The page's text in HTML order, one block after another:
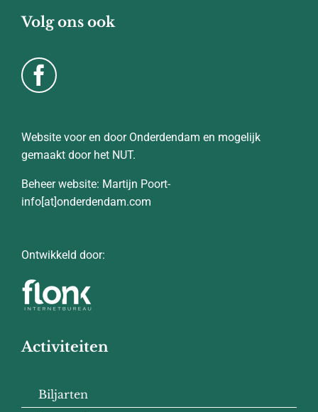
Volg ons ook
Website voor en door Onderdendam en mogelijk
gemaakt door het NUT.
Beheer website: Martijn Poort-
info[at]onderdendam.com
Ontwikkeld door:
Activiteiten
Biljarten